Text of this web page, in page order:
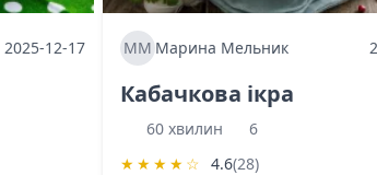
2025-12-17 ММ Марина Мельник
Кабачкова ікра
60 хвилин
6
★ ★ ★ ★ ☆ 4.6(28)